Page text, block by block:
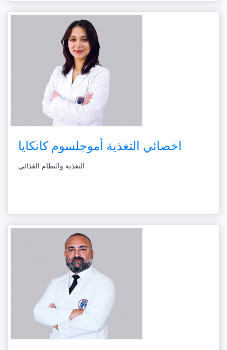
اخصائي التغذية أموجلسوم كانكايا
التغذية والنظام الغذائي